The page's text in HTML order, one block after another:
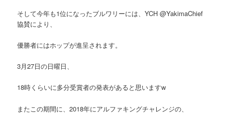
そして今年も1位になったブルワリーには、YCH @YakimaChief
協賛により、
優勝者にはホップが進呈されます。
3月27日の日曜日、
18時くらいに多分受賞者の発表があると思いますw
またこの期間に、2018年にアルファキングチャレンジの、